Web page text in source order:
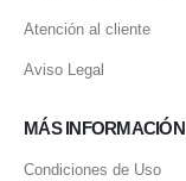
Atención al cliente
Aviso Legal
MÁS INFORMACIÓN
Condiciones de Uso